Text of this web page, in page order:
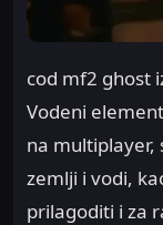
cod mf2 ghost
Vodeni
na multiplayer,
zemlji i vodi,
prilagoditi i za